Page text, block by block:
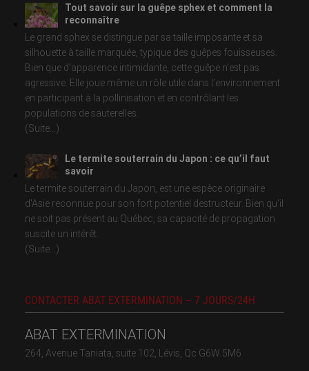
Tout savoir sur la guêpe sphex et comment la
reconnaître
Le grand sphex se distingue par sa taille imposante et sa
silhouette à taille marquée, typique des guêpes fouisseuses.
Bien que d’apparence intimidante, cette guêpe n’est pas
agressive. Elle joue même un rôle utile dans l’environnement
en participant à la pollinisation et en contrôlant les
populations de sauterelles.
(Suite...)
Le termite souterrain du Japon : ce qu’il faut
savoir
Le termite souterrain du Japon, est une espèce originaire
d'Asie reconnue pour son fort potentiel destructeur. Bien qu'il
ne soit pas présent au Québec, sa capacité de propagation
suscite un intérêt.
(Suite...)
CONTACTER ABAT EXTERMINATION – 7 JOURS/24H
ABAT EXTERMINATION
264, Avenue Taniata, suite 102, Lévis, Qc G6W 5M6